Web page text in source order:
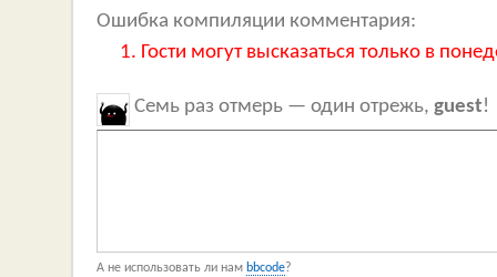
Ошибка компиляции комментария:
Гости могут высказаться только в
Семь раз отмерь — один отрежь, guest!
А не использовать ли нам bbcode?